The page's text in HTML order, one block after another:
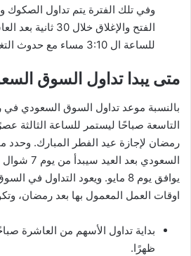
وفي تلك الفترة يتم تداول
الفتح والإغلاق خلال
للساعة ال 3:10 مساء مع حدوث التغيير بشكل يومي.
متى يبدا تداول السوق
بالنسبة موعد تداول السوق السعودي في
رمضان لإجازة عيد الفطر المبارك. وحدد
يوافق يوم 8 مايو. ويعود التداول
اوقات العمل المعمول بها بعد رمضان،
ظهرًا.